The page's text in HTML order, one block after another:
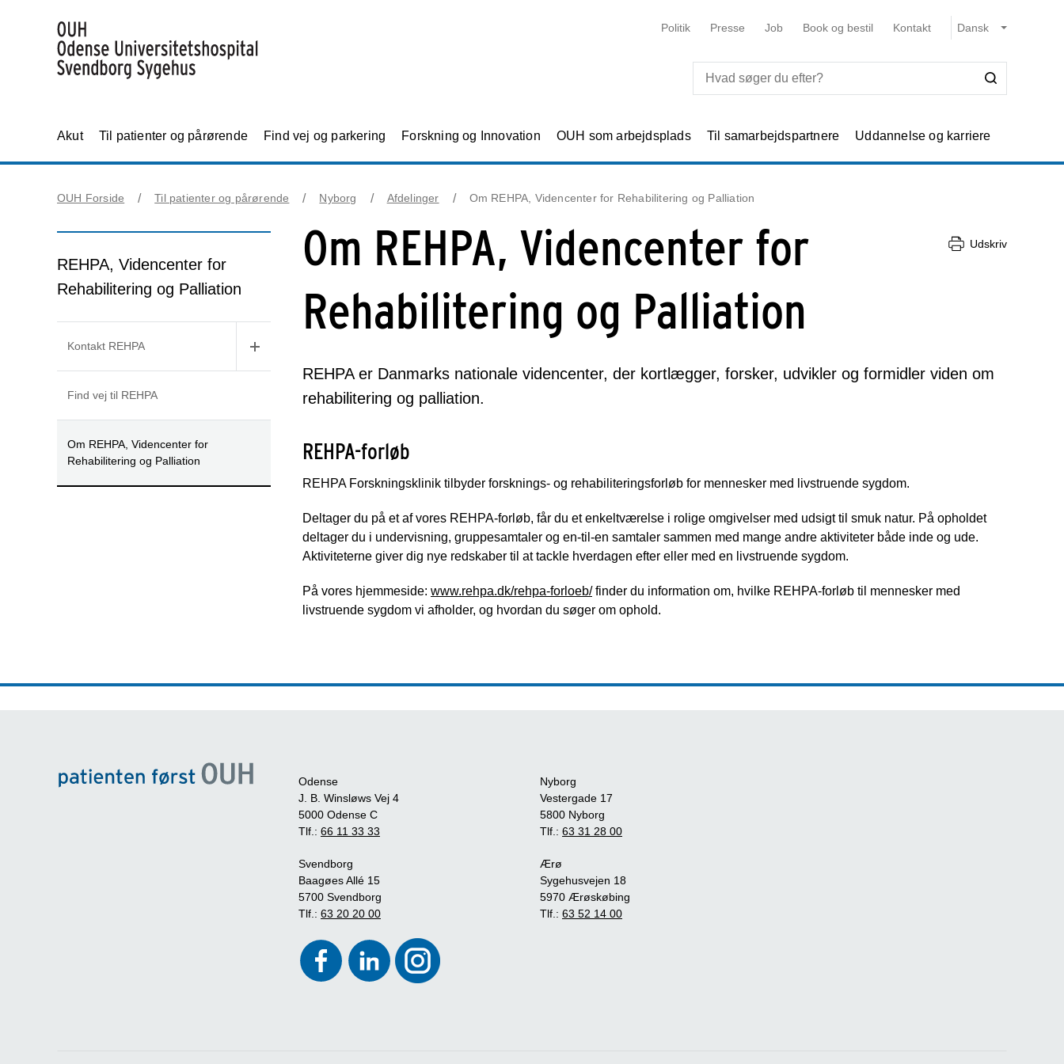
Politik Presse Job Book og bestil Kontakt
Akut Til patienter og pårørende Find vej og parkering Forskning og Innovation OUH som arbejdsplads Til samarbejdspartnere Uddannelse og karriere
OUH Forside Til patienter og pårørende Nyborg Afdelinger Om REHPA, Videncenter for Rehabilitering og Palliation
REHPA, Videncenter for
Rehabilitering og Palliation
Kontakt REHPA
Find vej til REHPA
Om REHPA, Videncenter for
Rehabilitering og Palliation
Om REHPA, Videncenter for
Rehabilitering og Palliation
Udskriv
REHPA er Danmarks nationale videncenter, der kortlægger, forsker, udvikler og formidler viden om
rehabilitering og palliation.
REHPA-forløb
REHPA Forskningsklinik tilbyder forsknings- og rehabiliteringsforløb for mennesker med livstruende sygdom.
Deltager du på et af vores REHPA-forløb, får du et enkeltværelse i rolige omgivelser med udsigt til smuk natur. På opholdet
deltager du i undervisning, gruppesamtaler og en-til-en samtaler sammen med mange andre aktiviteter både inde og ude.
Aktiviteterne giver dig nye redskaber til at tackle hverdagen efter eller med en livstruende sygdom.
På vores hjemmeside: www.rehpa.dk/rehpa-forloeb/finder du information om, hvilke REHPA-forløb til mennesker med
livstruende sygdom vi afholder, og hvordan du søger om ophold.
Odense
J. B. Winsløws Vej 4
5000 Odense C
Tlf.: 66 11 33 33
Svendborg
Baagøes Allé 15
5700 Svendborg
Tlf.: 63 20 20 00
Nyborg
Vestergade 17
5800 Nyborg
Tlf.: 63 31 28 00
Ærø
Sygehusvejen 18
5970 Ærøskøbing
Tlf.: 63 52 14 00